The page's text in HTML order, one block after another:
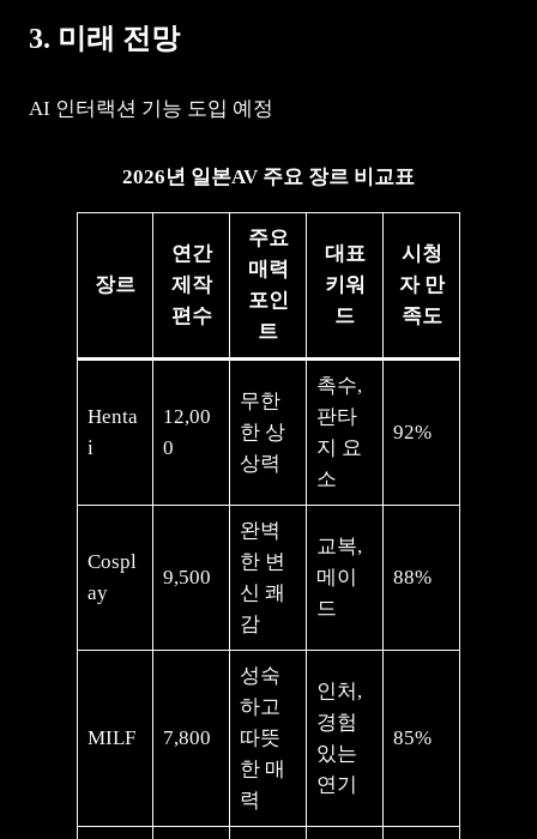
3. 미래 전망
AI 인터랙션 기능 도입 예정
2026년 일본AV 주요 장르 비교표
장르
연간
제작
편수
주요
매력
포인
트
대표
키워
드
시청
자 만
족도
Henta
i
12,00
0
무한
한 상
상력
촉수,
판타
지 요
소
92%
Cospl
ay
9,500
완벽
한 변
신 쾌
감
교복,
메이
드
88%
MILF 7,800
성숙
하고
따뜻
한 매
력
인처,
경험
있는
연기
85%